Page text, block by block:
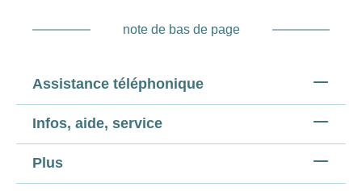
note de bas de page
Assistance téléphonique
Infos, aide, service
Plus